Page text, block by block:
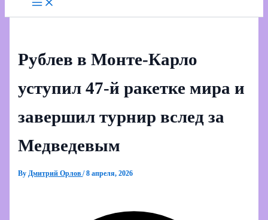
Рублев в Монте‑Карло
уступил 47‑й ракетке мира и
завершил турнир вслед за
Медведевым
ByДмитрий Орлов/8 апреля, 2026